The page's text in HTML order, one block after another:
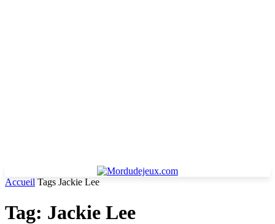
Accueil Tags Jackie Lee
Tag: Jackie Lee